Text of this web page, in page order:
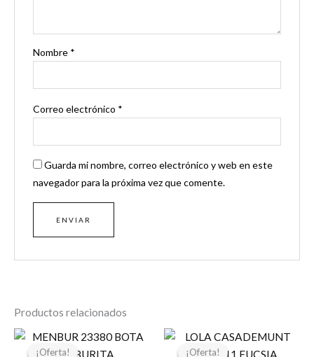
Nombre *
Correo electrónico *
Guarda mi nombre, correo electrónico y web en este
navegador para la próxima vez que comente.
Productos relacionados
¡Oferta!
¡Oferta!
El
El
¡Oferta!
¡Oferta!
El
El